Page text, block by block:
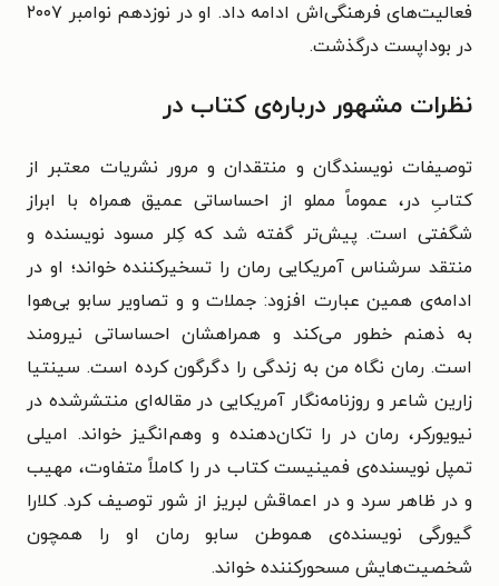
فعالیت‌های فرهنگی‌اش ادامه داد. او در نوزدهم نوامبر ۲۰۰۷
در بوداپست درگذشت.
نظرات مشهور درباره‌ی کتاب در
توصیفات نویسندگان و منتقدان و مرور نشریات معتبر از
کتابِ در، عموماً مملو از احساساتی عمیق همراه با ابراز
شگفتی است. پیش‌تر گفته شد که کِلر مسود نویسنده و
منتقد سرشناس آمریکایی رمان را تسخیرکننده خواند؛ او در
ادامه‌ی همین عبارت‌ افزود: جملات و و تصاویر سابو بی‌هوا
به ذهنم خطور می‌کند و همراهشان احساساتی نیرومند
است. رمان نگاه من به زندگی را دگرگون کرده است. سینتیا
زارین شاعر و روزنامه‌نگار آمریکایی در مقاله‌‌ای منتشرشده در
نیویورکر، رمان در را تکان‌دهنده و وهم‌‌انگیز خواند. امیلی
تمپل نویسنده‌ی فمینیست کتاب در را کاملاً متفاوت، مهیب
و در ظاهر سرد و در اعماقش لبریز از شور توصیف کرد. کلارا
گیورگی نویسنده‌ی هموطن سابو رمان او را همچون
شخصیت‌هایش مسحورکننده خواند.